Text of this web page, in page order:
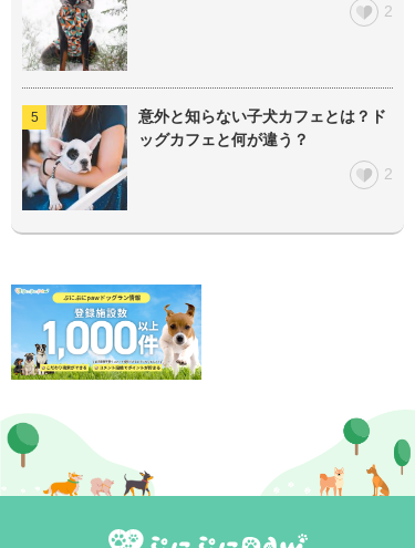
2
意外と知らない子犬カフェとは？ド
ッグカフェと何が違う？
2